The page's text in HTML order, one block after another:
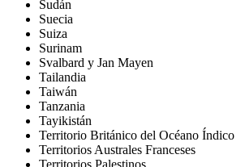
Sudán
Suecia
Suiza
Surinam
Svalbard y Jan Mayen
Tailandia
Taiwán
Tanzania
Tayikistán
Territorio Británico del Océano Índico
Territorios Australes Franceses
Territorios Palestinos